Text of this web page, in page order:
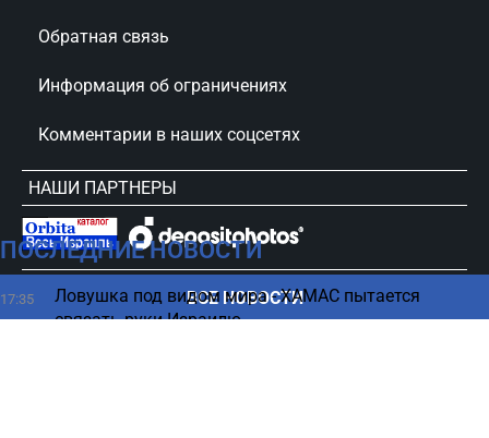
ПОСЛЕДНИЕ НОВОСТИ
17:35
Ловушка под видом мира - ХАМАС пытается
связать руки Израилю
ВСЕ НОВОСТИ
Обратная связь
Информация об ограничениях
Комментарии в наших соцсетях
НАШИ ПАРТНЕРЫ
сursorinfo.co.il © Все права защищены